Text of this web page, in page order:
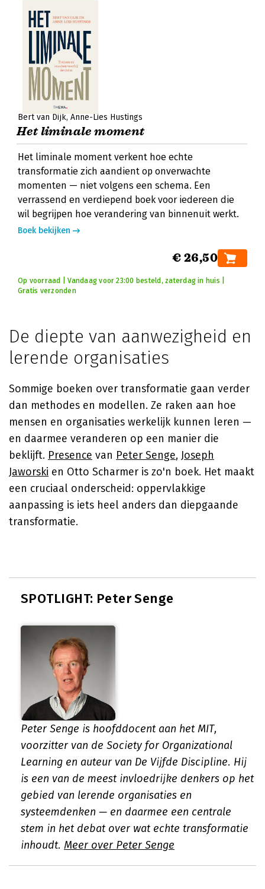
Bert van Dijk Anne-Lies Hustings
Het liminale moment
Het liminale moment verkent hoe echte
transformatie zich aandient op onverwachte
momenten — niet volgens een schema. Een
verrassend en verdiepend boek voor iedereen die
wil begrijpen hoe verandering van binnenuit werkt.
Boek bekijken
€ 26,50
Op voorraad | Vandaag voor 23:00 besteld, zaterdag in huis |
Gratis verzonden
De diepte van aanwezigheid en
lerende organisaties
Sommige boeken over transformatie gaan verder
dan methodes en modellen. Ze raken aan hoe
mensen en organisaties werkelijk kunnen leren —
en daarmee veranderen op een manier die
beklijft. Presence van Peter Senge, Joseph
Jaworski en Otto Scharmer is zo'n boek. Het maakt
een cruciaal onderscheid: oppervlakkige
aanpassing is iets heel anders dan diepgaande
transformatie.
SPOTLIGHT: Peter Senge
Peter Senge is hoofddocent aan het MIT,
voorzitter van de Society for Organizational
Learning en auteur van De Vijfde Discipline. Hij
is een van de meest invloedrijke denkers op het
gebied van lerende organisaties en
systeemdenken — en daarmee een centrale
stem in het debat over wat echte transformatie
inhoudt. Meer over Peter Senge